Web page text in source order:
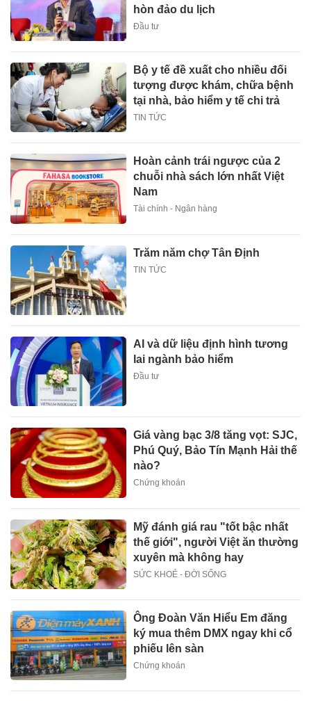
hòn đảo du lịch
Đầu tư
Bộ y tế đề xuất cho nhiều đối
tượng được khám, chữa bệnh
tại nhà, bảo hiểm y tế chi trả
TIN TỨC
Hoàn cảnh trái ngược của 2
chuỗi nhà sách lớn nhất Việt
Nam
Tài chính - Ngân hàng
Trăm năm chợ Tân Định
TIN TỨC
AI và dữ liệu định hình tương
lai ngành bảo hiểm
Đầu tư
Giá vàng bạc 3/8 tăng vọt: SJC,
Phú Quý, Bảo Tín Mạnh Hải thế
nào?
Chứng khoán
Mỹ đánh giá rau "tốt bậc nhất
thế giới", người Việt ăn thường
xuyên mà không hay
SỨC KHOẺ - ĐỜI SỐNG
Ông Đoàn Văn Hiểu Em đăng
ký mua thêm DMX ngay khi cổ
phiếu lên sàn
Chứng khoán